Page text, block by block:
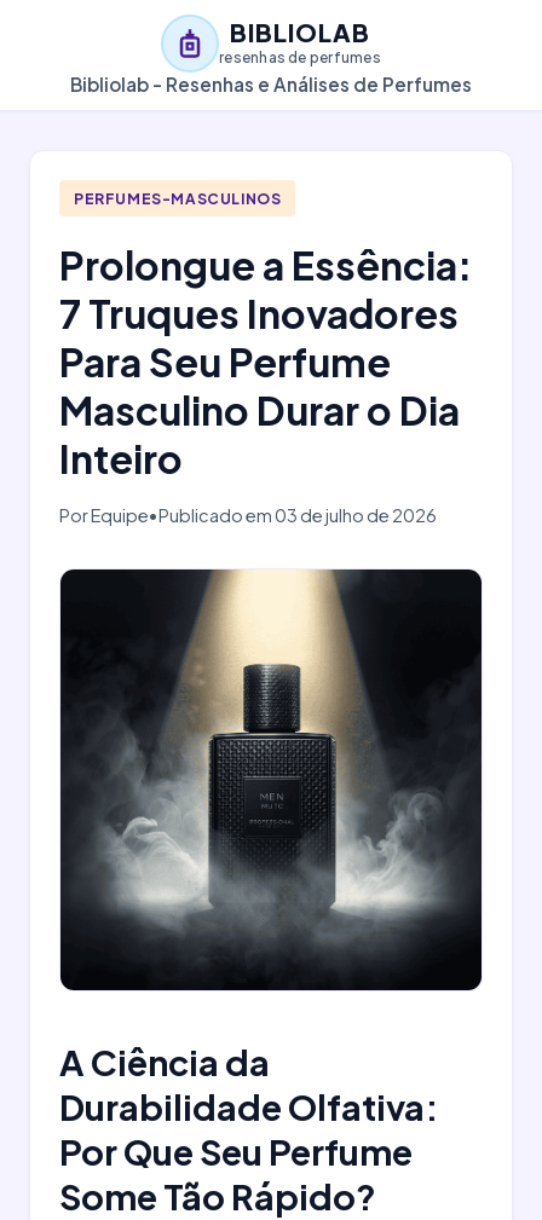
BIBLIOLAB
resenhas de perfumes
Bibliolab - Resenhas e Análises de Perfumes
PERFUMES-MASCULINOS
Prolongue a Essência:
7 Truques Inovadores
Para Seu Perfume
Masculino Durar o Dia
Inteiro
Por Equipe•Publicado em 03 de julho de 2026
A Ciência da
Durabilidade Olfativa:
Por Que Seu Perfume
Some Tão Rápido?